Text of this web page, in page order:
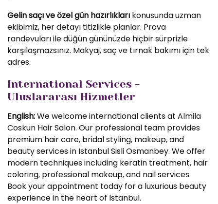
Gelin saçı ve özel gün hazırlıkları konusunda uzman
ekibimiz, her detayı titizlikle planlar. Prova
randevuları ile düğün gününüzde hiçbir sürprizle
karşılaşmazsınız. Makyaj, saç ve tırnak bakımı için tek
adres.
International Services -
Uluslararası Hizmetler
English:We welcome international clients at Almila
Coskun Hair Salon. Our professional team provides
premium hair care, bridal styling, makeup, and
beauty services in Istanbul Sisli Osmanbey. We offer
modern techniques including keratin treatment, hair
coloring, professional makeup, and nail services.
Book your appointment today for a luxurious beauty
experience in the heart of Istanbul.